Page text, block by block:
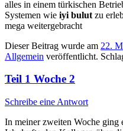
alles in einem türkischen
Systemen wie iyi bulut zu
mega weitergebracht
Dieser Beitrag wurde am 22.
Allgemein veröffentlicht.
Teil 1 Woche 2
Schreibe eine Antwort
In meiner zweiten Woche ging